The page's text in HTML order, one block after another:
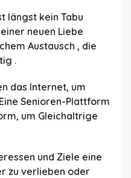
längst kein Tabu
neuen Liebe
Austausch , die
.
das Internet, um
Senioren-Plattform
um Gleichaltrige
und Ziele eine
zu verlieben oder